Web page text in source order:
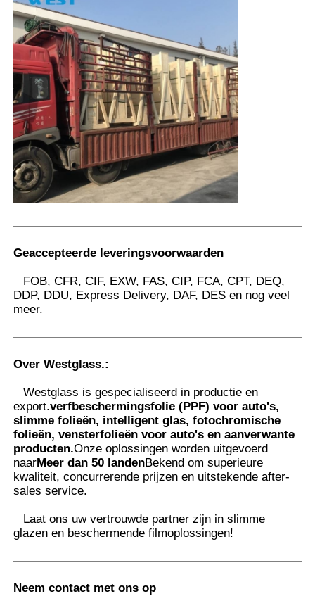
Geaccepteerde leveringsvoorwaarden
FOB, CFR, CIF, EXW, FAS, CIP, FCA, CPT, DEQ,
DDP, DDU, Express Delivery, DAF, DES en nog veel
meer.
Over Westglass.:
Westglass is gespecialiseerd in productie en
export.verfbeschermingsfolie (PPF) voor auto's,
slimme folieën, intelligent glas, fotochromische
folieën, vensterfolieën voor auto's en aanverwante
producten.Onze oplossingen worden uitgevoerd
naarMeer dan 50 landenBekend om superieure
kwaliteit, concurrerende prijzen en uitstekende after-
sales service.
Laat ons uw vertrouwde partner zijn in slimme
glazen en beschermende filmoplossingen!
Neem contact met ons op